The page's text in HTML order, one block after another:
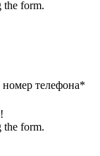
the form.
телефона*
the form.